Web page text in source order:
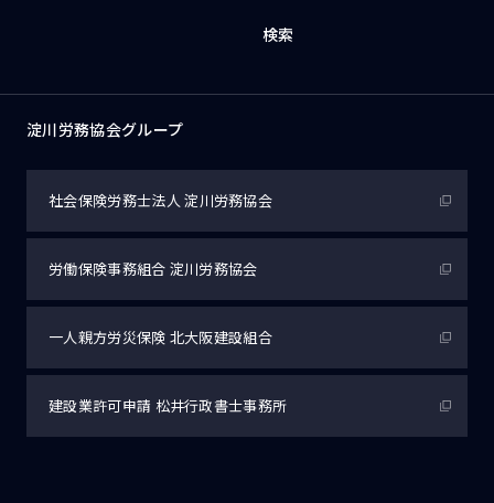
検索
淀川労務協会グループ
社会保険労務士法人淀川労務協会
労働保険事務組合 淀川労務協会
一人親方労災保険 北大阪建設組合
建設業許可申請 松井行政書士事務所